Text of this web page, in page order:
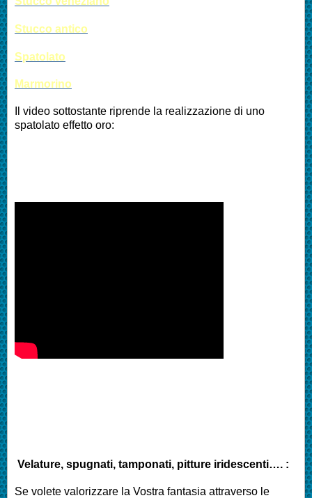
Stucco antico
Spatolato
Marmorino
Il video sottostante riprende la realizzazione di uno
spatolato effetto oro:
Velature, spugnati, tamponati, pitture iridescenti…. :
Se volete valorizzare la Vostra fantasia attraverso le